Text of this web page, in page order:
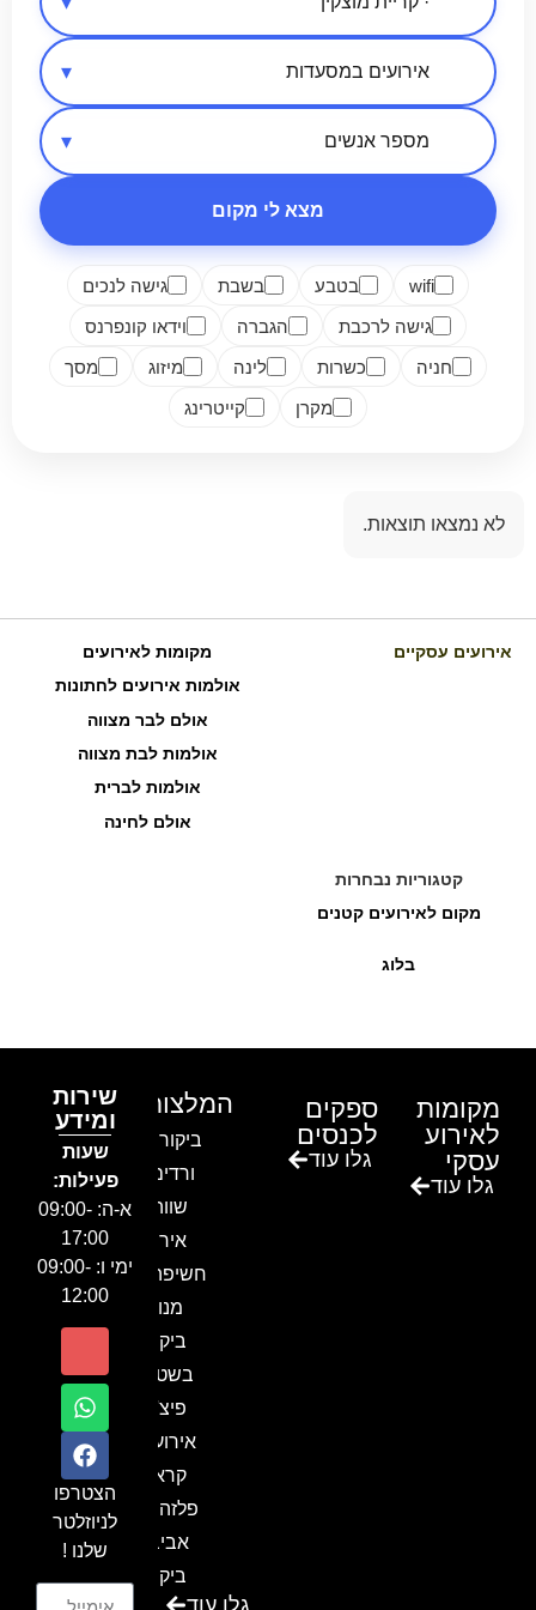
אזור בארץ
סיווג מקום
מספר אנשים
מצא לי מקום
wifi בטבע בשבת
גישה לנכים
גישה לרכבת
הגברה
וידאו קונפרנס
חניה
כשרות לינה מיזוג
מסך
מקרן
קייטרינג
לא נמצאו תוצאות.
אירועים עסקיים
מקומות לאירועים
אולמות אירועים לחתונות
אולם לבר מצווה
אולמות לבת מצווה
אולמות לברית
אולם לחינה
קטגוריות נבחרות
מקום לאירועים קטנים
בלוג
מקומות
לאירוע
עסקי
גלו עוד
ספקים
לכנסים
גלו עוד
המלצות
ביקור בגן
ורדים –
שווה!!
אירוע
חשיפה- זיו
מנור
ביקור
בשטח-
פיצ'ר
אירועים
קראון
פלזה תל
אביב-
ביקור
גלו עוד
שירות
ומידע
שעות
פעילות:
א-ה: 09:00-
17:00
ימי ו: 09:00-
12:00
הצטרפו
לניוזלטר
שלנו !